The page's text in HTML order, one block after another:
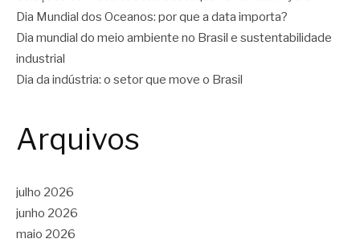
Dia Mundial dos Oceanos: por que a data importa?
Dia mundial do meio ambiente no Brasil e sustentabilidade
industrial
Dia da indústria: o setor que move o Brasil
Arquivos
julho 2026
junho 2026
maio 2026